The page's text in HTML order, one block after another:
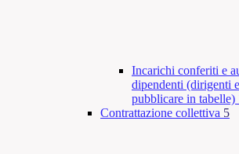
Incarichi conferiti e
dipendenti (dirigenti
pubblicare in tabelle)
Contrattazione collettiva 5